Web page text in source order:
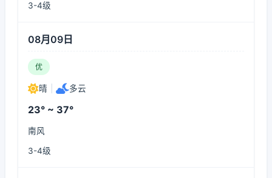
3-4级
08月09日
优
晴 多云
23° ~ 37°
南风
3-4级